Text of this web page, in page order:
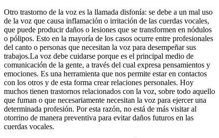
Otro trastorno de la voz es la llamada disfonía: se debe a un mal uso
de la voz que causa inflamación o irritación de las cuerdas vocales,
que puede producir daños o lesiones que se transformen en nódulos
o pólipos. Esto en la mayoría de los casos ocurre entre profesionales
del canto o personas que necesitan la voz para desempeñar sus
trabajos.La voz debe cuidarse porque es el principal medio de
comunicación de la gente, a través del cual expresa pensamientos y
emociones. Es una herramienta que nos permite estar en contactos
con los otros y de esta forma crear relaciones personales. Hoy
muchos tienen trastornos relacionados con la voz, sobre todo aquello
que fuman o que necesariamente necesitan la voz para ejercer una
determinada profesión. Por esta razón, no está de más visitar al
otorrino de manera preventiva para evitar daños futuros en las
cuerdas vocales.